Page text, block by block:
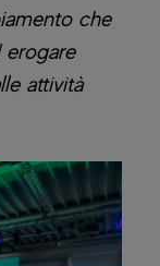
che
attività